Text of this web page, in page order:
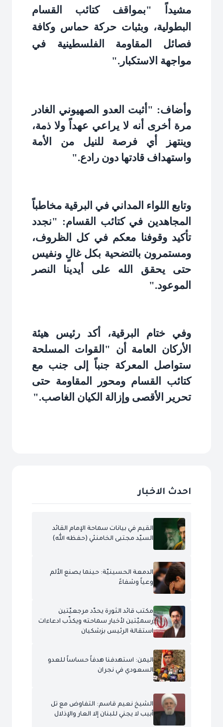
مشيداً "بمواقف كتائب القسام
البطولية، وبثبات حركة حماس وكافة
فصائل المقاومة الفلسطينية في
مواجهة الاستكبار ".
وأضاف: "أثبت العدو الصهيوني الغادر
مرة أخرى أنه لا يراعي عهداً ولا ذمة،
وينتهز أي فرصة للنيل من الأمة
واستهداف قادتها دون رادع".
وتابع اللواء المداني في البرقية مخاطباً
المجاهدين في كتائب القسام: "نجدد
تأكيد وقوفنا معكم في كل الظروف،
ومستمرون بالتضحية بكل غالٍ ونفيس
حتى يحقق الله على أيدينا النصر
الموعود".
وفي ختام البرقية، أكد رئيس هيئة
الأركان العامة أن "القوات المسلحة
ستواصل المعركة جنباً إلى جنب مع
كتائب القسام ومحور المقاومة حتى
تحرير الأقصى وإزالة الكيان الغاصب".
احدث الاخبار
القيم في بيانات سماحة الإمام القائد
السيّد مجتبى الخامنئي (حفظه الله)
الدمعة الحسينيّة: حينما يصنع الألم
وعياً وشفاءً
مكتب قائد الثورة يحدّد مرجعيّتين
رسميّتين لأخبار سماحته ويكذّب ادعاءات
استقالة الرئيس بزشكيان
اليمن: استهدفنا هدفاً حساساً للعدو
السعودي في نجران
الشيخ نعيم قاسم: التفاوض مع تل
أبيب لا يجني للبنان إلا العار والإذلال